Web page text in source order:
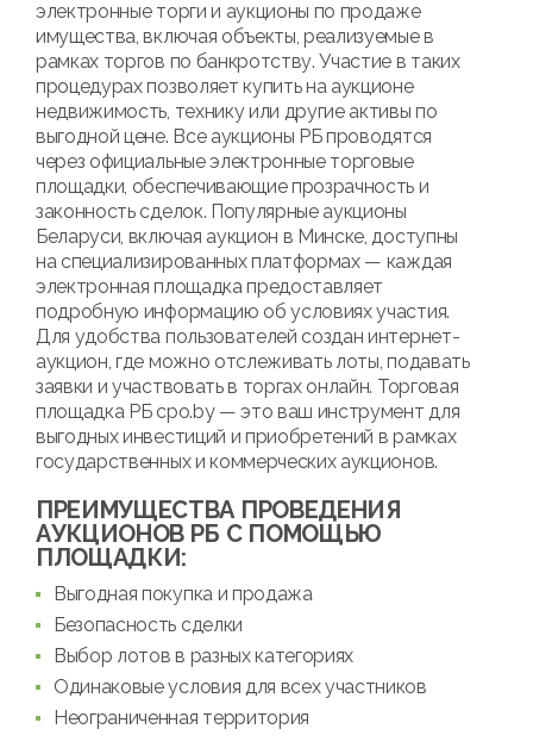
электронные торги и аукционы по продаже
имущества, включая объекты, реализуемые в
рамках торгов по банкротству. Участие в таких
процедурах позволяет купить на аукционе
недвижимость, технику или другие активы по
выгодной цене. Все аукционы РБ проводятся
через официальные электронные торговые
площадки, обеспечивающие прозрачность и
законность сделок. Популярные аукционы
Беларуси, включая аукцион в Минске, доступны
на специализированных платформах — каждая
электронная площадка предоставляет
подробную информацию об условиях участия.
Для удобства пользователей создан интернет-
аукцион, где можно отслеживать лоты, подавать
заявки и участвовать в торгах онлайн. Торговая
площадка РБ cpo.by — это ваш инструмент для
выгодных инвестиций и приобретений в рамках
государственных и коммерческих аукционов.
ПРЕИМУЩЕСТВА ПРОВЕДЕНИЯ
АУКЦИОНОВ РБ С ПОМОЩЬЮ
ПЛОЩАДКИ:
Выгодная покупка и продажа
Безопасность сделки
Выбор лотов в разных категориях
Одинаковые условия для всех участников
Неограниченная территория